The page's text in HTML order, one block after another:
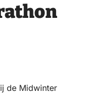
de Midwinter